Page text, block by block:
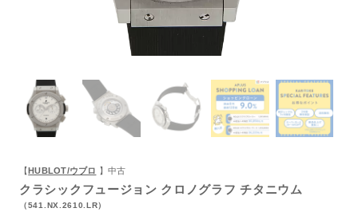
【 HUBLOT/ウブロ 】中古
クラシックフュージョン クロノグラフ チタニウム
（541.NX.2610.LR）